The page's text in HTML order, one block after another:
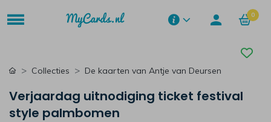
0
Collecties De kaarten van Antje van Deursen
Verjaardag uitnodiging ticket festival
style palmbomen